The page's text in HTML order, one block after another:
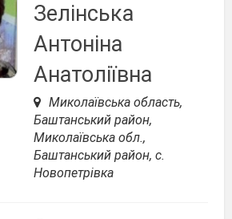
Зелінська
Антоніна
Анатоліївна
Миколаївська область,
Баштанський район,
Миколаївська обл.,
Баштанський район, с.
Новопетрівка